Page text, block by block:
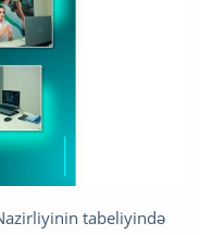
tabeliyində